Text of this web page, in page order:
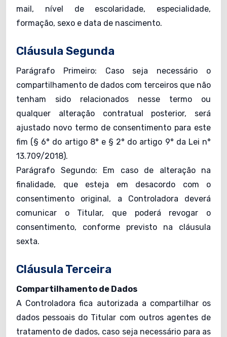
mail, nível de escolaridade, especialidade,
formação, sexo e data de nascimento.
Cláusula Segunda
Parágrafo Primeiro: Caso seja necessário o
compartilhamento de dados com terceiros que não
tenham sido relacionados nesse termo ou
qualquer alteração contratual posterior, será
ajustado novo termo de consentimento para este
fim (§ 6° do artigo 8° e § 2° do artigo 9° da Lei n°
13.709/2018).
Parágrafo Segundo: Em caso de alteração na
finalidade, que esteja em desacordo com o
consentimento original, a Controladora deverá
comunicar o Titular, que poderá revogar o
consentimento, conforme previsto na cláusula
sexta.
Cláusula Terceira
Compartilhamento de Dados
A Controladora fica autorizada a compartilhar os
dados pessoais do Titular com outros agentes de
tratamento de dados, caso seja necessário para as